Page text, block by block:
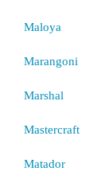
Maloya
Marangoni
Marshal
Mastercraft
Matador